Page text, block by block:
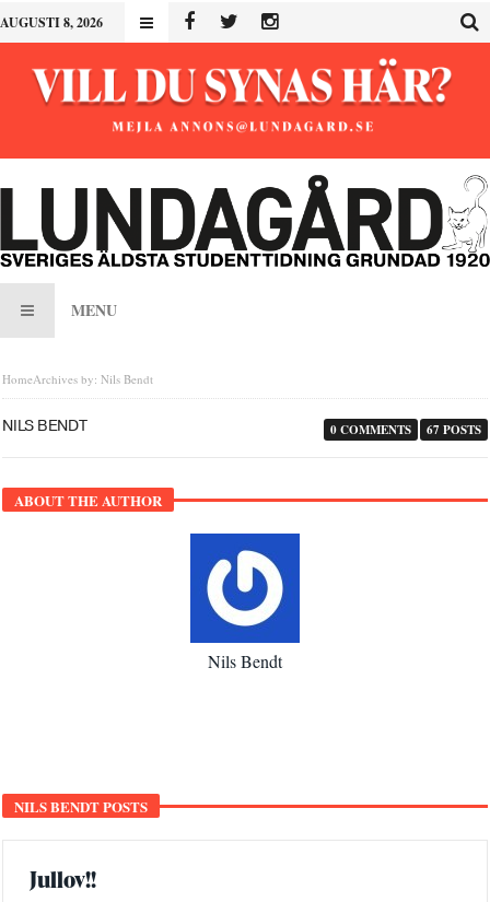
AUGUSTI 8, 2026
MENU
HomeArchives by: Nils Bendt
NILS BENDT 67 POSTS
0 COMMENTS
ABOUT THE AUTHOR
Nils Bendt
NILS BENDT POSTS
Jullov!!